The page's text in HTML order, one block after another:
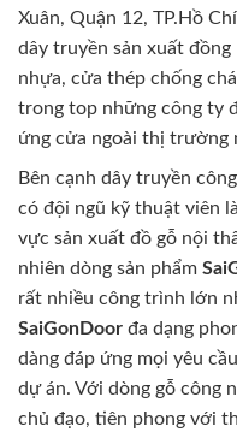
Xuân, Quận 12, TP.Hồ
dây truyền sản xuất đồng
nhựa, cửa thép chống
trong top những công ty
ứng cửa ngoài thị trường
Bên cạnh dây truyền
có đội ngũ kỹ thuật viên
vực sản xuất đồ gỗ nội
nhiên dòng sản phẩm
rất nhiều công trình lớn
SaiGonDoor đa dạng
dàng đáp ứng mọi yêu
dự án. Với dòng gỗ công
chủ đạo, tiên phong với